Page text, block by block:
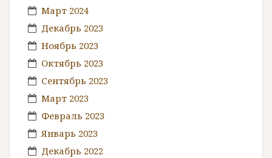
Март 2024
Декабрь 2023
Ноябрь 2023
Октябрь 2023
Сентябрь 2023
Март 2023
Февраль 2023
Январь 2023
Декабрь 2022